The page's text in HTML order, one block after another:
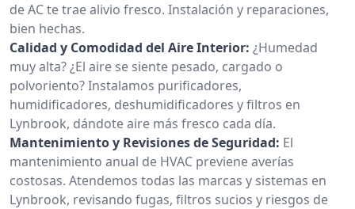
de AC te trae alivio fresco. Instalación y reparaciones,
bien hechas.
Calidad y Comodidad del Aire Interior: ¿Humedad
muy alta? ¿El aire se siente pesado, cargado o
polvoriento? Instalamos purificadores,
humidificadores, deshumidificadores y filtros en
Lynbrook, dándote aire más fresco cada día.
Mantenimiento y Revisiones de Seguridad: El
mantenimiento anual de HVAC previene averías
costosas. Atendemos todas las marcas y sistemas en
Lynbrook, revisando fugas, filtros sucios y riesgos de